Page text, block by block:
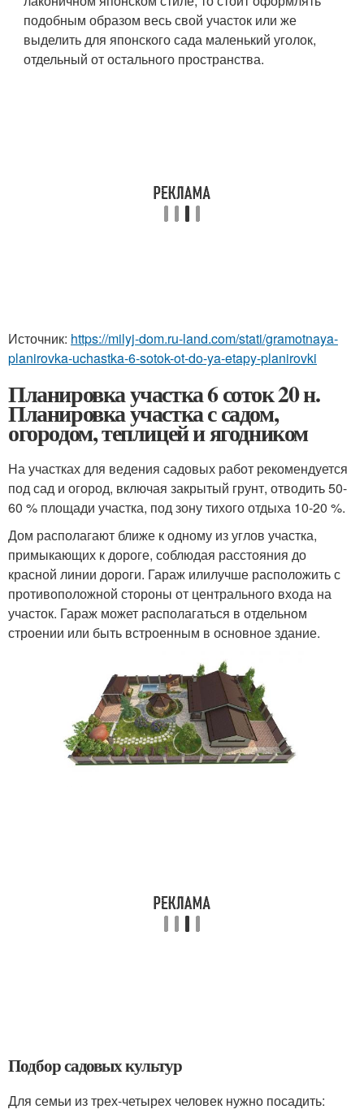
подобным образом весь свой участок или же
выделить для японского сада маленький уголок,
отдельный от остального пространства.
Источник: https://milyj-dom.ru-land.com/stati/gramotnaya-
planirovka-uchastka-6-sotok-ot-do-ya-etapy-planirovki
Планировка участка 6 соток 20 н.
Планировка участка с садом,
огородом, теплицей и ягодником
На участках для ведения садовых работ рекомендуется
под сад и огород, включая закрытый грунт, отводить 50-
60 % площади участка, под зону тихого отдыха 10-20 %.
Дом располагают ближе к одному из углов участка,
примыкающих к дороге, соблюдая расстояния до
красной линии дороги. Гараж илилучше расположить с
противоположной стороны от центрального входа на
участок. Гараж может располагаться в отдельном
строении или быть встроенным в основное здание.
Подбор садовых культур
Для семьи из трех-четырех человек нужно посадить: